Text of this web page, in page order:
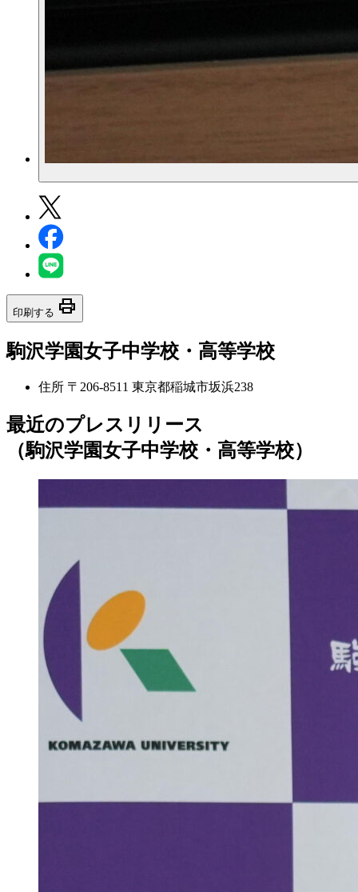
印刷する print
駒沢学園女子中学校・高等学校
住所 〒206-8511 東京都稲城市坂浜238
最近のプレスリリース
（駒沢学園女子中学校・高等学校）